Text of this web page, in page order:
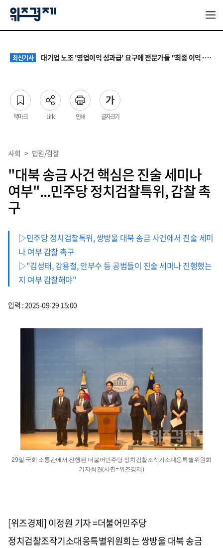
최신기사 대기업 노조 '영업이익 성과급' 요구에 전문가들 "최종 이익·투자 여력 반영해야"
최신기사 [증시다트] 대우건설 ‘깜짝 실적’ 다음은 27조 수주…하반기 5대 사업이 가른다
최신기사 원·하청 교섭 갈등에 안전 지원 위축까지… 노란봉투법 불확실성 해법은
북마크 Link 인쇄 글자크기
사회 > 법원/검찰
"대북 송금 사건 핵심은 진술 세미나
여부"...민주당 정치검찰특위, 감찰 촉
구
▷민주당 정치검찰특위, 쌍방울 대북 송금 사건에서 진술 세미
나 여부 감찰 촉구
▷"김성태, 강용철, 안부수 등 공범들이 진술 세미나 진행했는
지 여부 감찰해야"
입력 : 2025-09-29 15:00
29일 국회 소통관에서 진행된 더불어민주당 정치검찰조작기소대응특별위원회
기자회견(사진=위즈경제)
[위즈경제] 이정원 기자 =더불어민주당
정치검찰조작기소대응특별위원회는 쌍방울 대북 송금